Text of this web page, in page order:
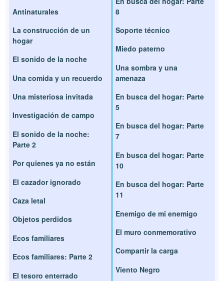
Antinaturales
La construcción de un
hogar
El sonido de la noche
Una comida y un recuerdo
Una misteriosa invitada
Investigación de campo
El sonido de la noche:
Parte 2
Por quienes ya no están
El cazador ignorado
Caza letal
Objetos perdidos
Ecos familiares
Ecos familiares: Parte 2
El tesoro enterrado
8
Soporte técnico
Miedo paterno
Una sombra y una
amenaza
En busca del hogar: Parte
5
En busca del hogar: Parte
7
En busca del hogar: Parte
10
En busca del hogar: Parte
11
Enemigo de mi enemigo
El muro conmemorativo
Compartir la carga
Viento Negro